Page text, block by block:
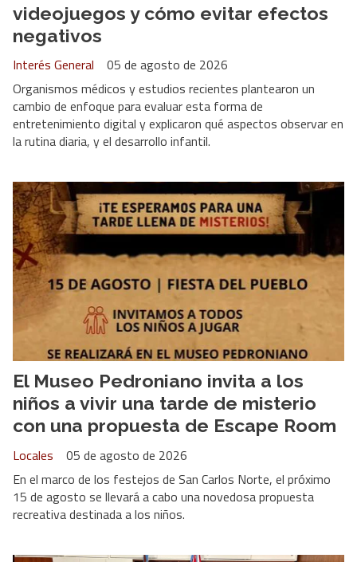
videojuegos y cómo evitar efectos
negativos
Interés General
05 de agosto de 2026
Organismos médicos y estudios recientes plantearon un
cambio de enfoque para evaluar esta forma de
entretenimiento digital y explicaron qué aspectos observar en
la rutina diaria, y el desarrollo infantil.
El Museo Pedroniano invita a los
niños a vivir una tarde de misterio
con una propuesta de Escape Room
Locales
05 de agosto de 2026
En el marco de los festejos de San Carlos Norte, el próximo
15 de agosto se llevará a cabo una novedosa propuesta
recreativa destinada a los niños.